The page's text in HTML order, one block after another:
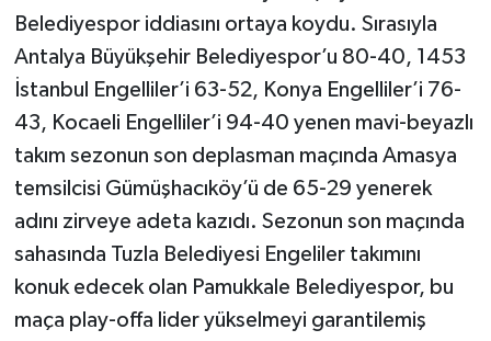
Belediyespor iddiasını ortaya koydu. Sırasıyla
Antalya Büyükşehir Belediyespor’u 80-40, 1453
İstanbul Engelliler’i 63-52, Konya Engelliler’i 76-
43, Kocaeli Engelliler’i 94-40 yenen mavi-beyazlı
takım sezonun son deplasman maçında Amasya
temsilcisi Gümüşhacıköy’ü de 65-29 yenerek
adını zirveye adeta kazıdı. Sezonun son maçında
sahasında Tuzla Belediyesi Engeliler takımını
konuk edecek olan Pamukkale Belediyespor, bu
maça play-offa lider yükselmeyi garantilemiş